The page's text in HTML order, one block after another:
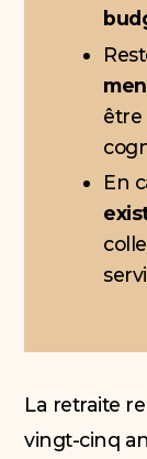
être
En
La retraite
vingt-cinq